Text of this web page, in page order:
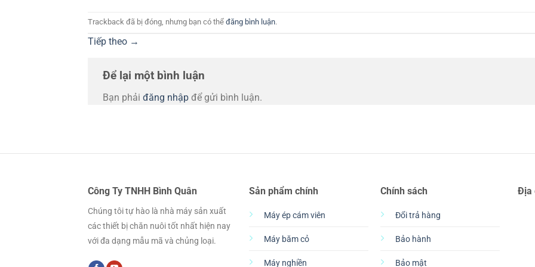
Trackback đã bị đóng, nhưng bạn có thể đăng bình luận.
Tiếp theo →
Để lại một bình luận
Bạn phải đăng nhập để gửi bình luận.
Công Ty TNHH Bình Quân
Chúng tôi tự hào là nhà máy sản xuất
các thiết bị chăn nuôi tốt nhất hiện nay
với đa dạng mẫu mã và chủng loại.
Sản phẩm chính
Máy ép cám viên
Máy băm cỏ
Máy nghiền
Chính sách
Đổi trả hàng
Bảo hành
Bảo mật
Địa